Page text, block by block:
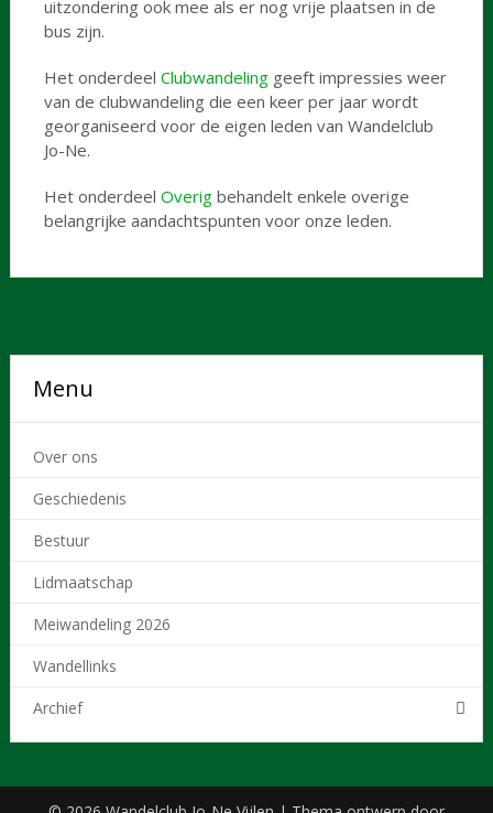
uitzondering ook mee als er nog vrije plaatsen in de
bus zijn.
Het onderdeel Clubwandelinggeeft impressies weer
van de clubwandeling die een keer per jaar wordt
georganiseerd voor de eigen leden van Wandelclub
Jo-Ne.
Het onderdeel Overigbehandelt enkele overige
belangrijke aandachtspunten voor onze leden.
Menu
Over ons
Geschiedenis
Bestuur
Lidmaatschap
Meiwandeling 2026
Wandellinks
Archief